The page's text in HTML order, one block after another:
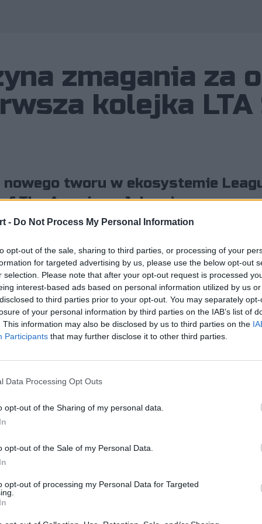
- Do Not Process My Personal Information
opt-out of the sale, sharing to third parties, or processing of your
for targeted advertising by us, please use the below opt-out
selection. Please note that after your opt-out request is processed
interest-based ads based on personal information utilized by us
to third parties prior to your opt-out. You may separately
of your personal information by third parties on the IAB’s list of
This information may also be disclosed by us to third parties on the
Participants that may further disclose it to other third parties.
Data Processing Opt Outs
opt-out of the Sharing of my personal data.
opt-out of the Sale of my Personal Data.
opt-out of processing my Personal Data for Targeted
zmagania za
kolejka LTA
tworu w ekosystemie
The Americas. Jako pierwsza
mierzyć będzie się m.in. Adrian
już pierwszego dnia
o formalnościach. Format LTA South znacząco różni się
konferencji od razu mamy wszak do czynienia z
jeszcze udziału w play-offach. Do nich zakwalifikują się
co intrygujące, ostatnia runda odbędzie się w... BO1.
stanie dziś przed największym wyzwaniem
czterech. Na pierwszy ogień idą ekipy znane wszystkim z
I jak to zwykle bywało, tym razem na ich pokładzie
nazwisk: PAIN po zeszłym sezonie nie zmieniło
wspierającego zobaczymy zaś już w drugim
się nieco enigmatyczni, bowiem cała piątka
i FURIA. Ci pierwsi są szczególnie interesujący – w
"Josedeodo" Villegasa, ale także Noha "Burdola" Tae-